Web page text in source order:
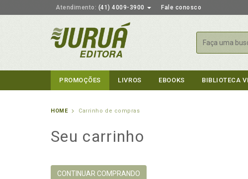
Atendimento: (41) 4009-3900 Fale conosco
Buscar
PROMOÇÕES LIVROS EBOOKS BIBLIOTECA
HOME Carrinho de compras
Seu carrinho
CONTINUAR COMPRANDO